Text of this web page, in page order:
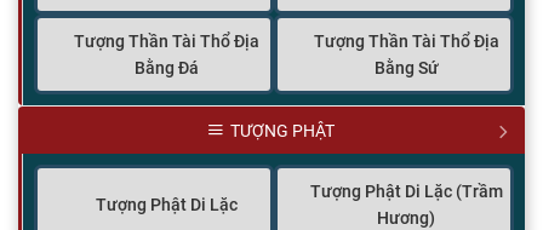
Tượng Thần Tài Thổ Địa
Bằng Đá
Tượng Thần Tài Thổ Địa
Bằng Sứ
TƯỢNG PHẬT
Tượng Phật Di Lặc
Tượng Phật Di Lặc (Trầm
Hương)